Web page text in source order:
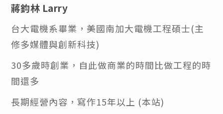
蔣鈞林 Larry
台大電機系畢業，美國南加大電機工程碩士(主
修多媒體與創新科技)
30多歲時創業，自此做商業的時間比做工程的時
間還多
長期經營內容，寫作15年以上 (本站)